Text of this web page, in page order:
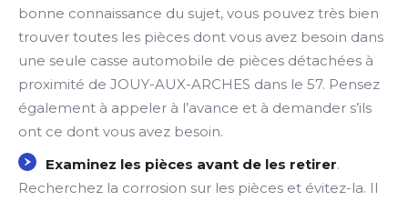
bonne connaissance du sujet, vous pouvez très bien
trouver toutes les pièces dont vous avez besoin dans
une seule casse automobile de pièces détachées à
proximité de JOUY-AUX-ARCHES dans le 57. Pensez
également à appeler à l’avance et à demander s’ils
ont ce dont vous avez besoin.
Examinez les pièces avant de les retirer.
Recherchez la corrosion sur les pièces et évitez-la. Il